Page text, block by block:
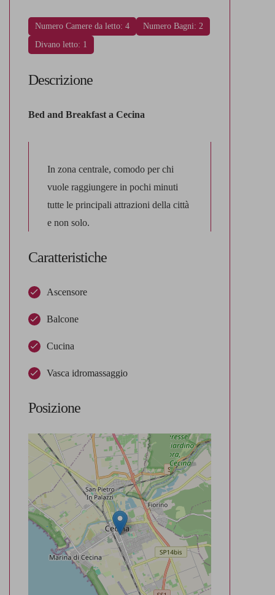
Numero Camere da letto: 4
Numero Bagni: 2
Divano letto: 1
Descrizione
Bed and Breakfast a Cecina
In zona centrale, comodo per chi
vuole raggiungere in pochi minuti
tutte le principali attrazioni della città
e non solo.
Caratteristiche
Ascensore
Balcone
Cucina
Vasca idromassaggio
Posizione